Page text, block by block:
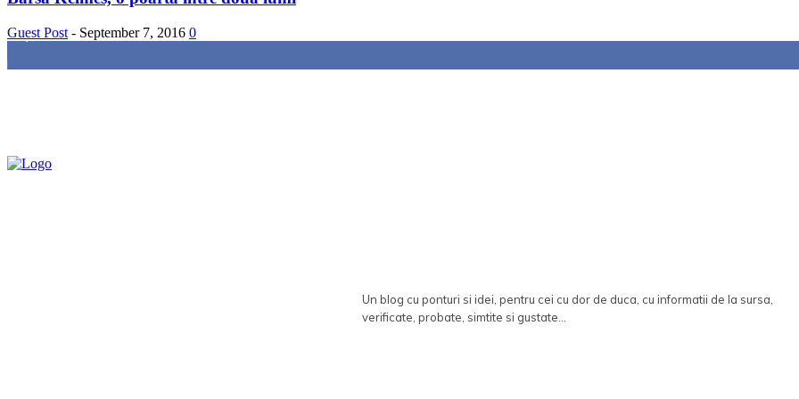
Guest Post - September 7, 2016 0
85,000 Fans
Un blog cu ponturi si idei, pentru cei cu dor de duca, cu informatii de la sursa,
verificate, probate, simtite si gustate...